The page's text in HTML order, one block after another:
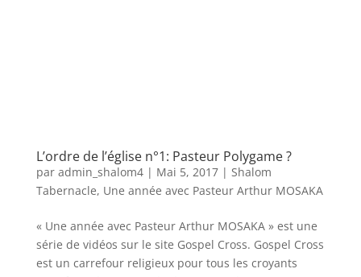
L’ordre de l’église n°1: Pasteur Polygame ?
par admin_shalom4| Mai 5, 2017| Shalom
Tabernacle, Une année avec Pasteur Arthur MOSAKA
« Une année avec Pasteur Arthur MOSAKA » est une
série de vidéos sur le site Gospel Cross. Gospel Cross
est un carrefour religieux pour tous les croyants